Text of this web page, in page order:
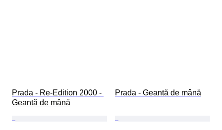
Prada - Re-Edition 2000 -
Geantă de mână
Prada - Geantă de mână